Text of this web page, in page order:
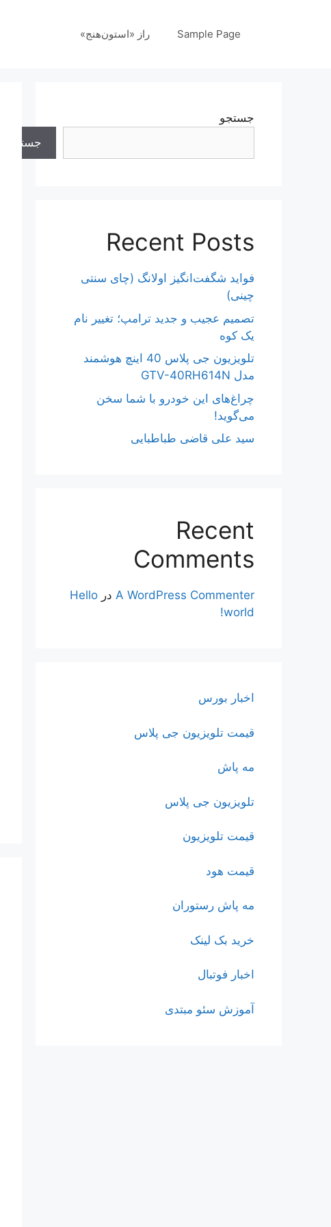
Sample Page راز «استون‌هنج»
جستجو
جستجو
Recent Posts
فواید شگفت‌انگیز اولانگ (چای سنتی
چینی)
تصمیم عجیب و جدید ترامپ؛ تغییر نام
یک کوه
تلویزیون جی پلاس 40 اینچ هوشمند
مدل GTV-40RH614N
چراغ‌های این خودرو با شما سخن
می‌گوید!
سید علی قاضی طباطبایی
Recent
Comments
A WordPress Commenter در Hello
world!
اخبار بورس
قیمت تلویزیون جی پلاس
مه پاش
تلویزیون جی پلاس
قیمت تلویزیون
قیمت هود
مه پاش رستوران
خرید بک لینک
اخبار فوتبال
آموزش سئو مبتدی